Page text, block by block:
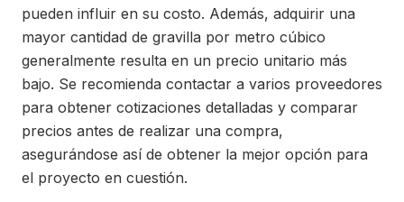
pueden influir en su costo. Además, adquirir una
mayor cantidad de gravilla por metro cúbico
generalmente resulta en un precio unitario más
bajo. Se recomienda contactar a varios proveedores
para obtener cotizaciones detalladas y comparar
precios antes de realizar una compra,
asegurándose así de obtener la mejor opción para
el proyecto en cuestión.